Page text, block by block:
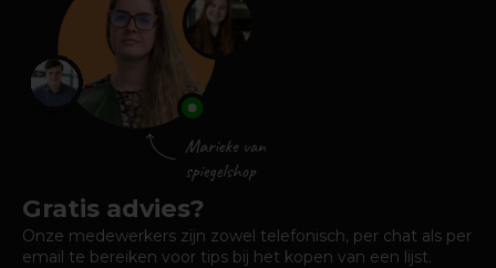
Gratis advies?
Onze medewerkers zijn zowel telefonisch, per chat als per
email te bereiken voor tips bij het kopen van een lijst.